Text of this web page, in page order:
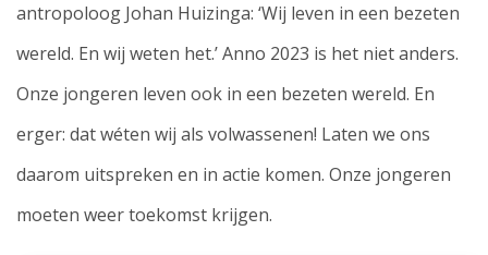
antropoloog Johan Huizinga: ‘Wij leven in een bezeten
wereld. En wij weten het.’ Anno 2023 is het niet anders.
Onze jongeren leven ook in een bezeten wereld. En
erger: dat wéten wij als volwassenen! Laten we ons
daarom uitspreken en in actie komen. Onze jongeren
moeten weer toekomst krijgen.